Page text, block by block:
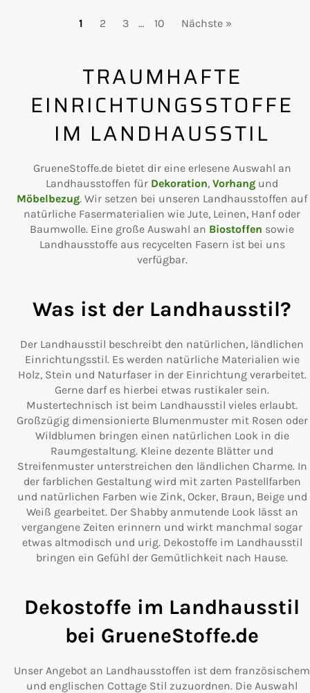
1 2 3 … 10 Nächste »
TRAUMHAFTE
EINRICHTUNGSSTOFFE
IM LANDHAUSSTIL
GrueneStoffe.de bietet dir eine erlesene Auswahl an
Landhausstoffen für Dekoration, Vorhang und
Möbelbezug. Wir setzen bei unseren Landhausstoffen auf
natürliche Fasermaterialien wie Jute, Leinen, Hanf oder
Baumwolle. Eine große Auswahl an Biostoffen sowie
Landhausstoffe aus recycelten Fasern ist bei uns
verfügbar.
Was ist der Landhausstil?
Der Landhausstil beschreibt den natürlichen, ländlichen
Einrichtungsstil. Es werden natürliche Materialien wie
Holz, Stein und Naturfaser in der Einrichtung verarbeitet.
Gerne darf es hierbei etwas rustikaler sein.
Mustertechnisch ist beim Landhausstil vieles erlaubt.
Großzügig dimensionierte Blumenmuster mit Rosen oder
Wildblumen bringen einen natürlichen Look in die
Raumgestaltung. Kleine dezente Blätter und
Streifenmuster unterstreichen den ländlichen Charme. In
der farblichen Gestaltung wird mit zarten Pastellfarben
und natürlichen Farben wie Zink, Ocker, Braun, Beige und
Weiß gearbeitet. Der Shabby anmutende Look lässt an
vergangene Zeiten erinnern und wirkt manchmal sogar
etwas altmodisch und urig. Dekostoffe im Landhausstil
bringen ein Gefühl der Gemütlichkeit nach Hause.
Dekostoffe im Landhausstil
bei GrueneStoffe.de
Unser Angebot an Landhausstoffen ist dem französischem
und englischen Cottage Stil zuzuordnen. Die Auswahl